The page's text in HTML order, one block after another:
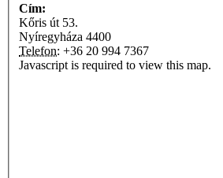
Cím:
Kőris út 53.
Nyíregyháza 4400
Telefon: +36 20 994 7367
Javascript is required to view this map.